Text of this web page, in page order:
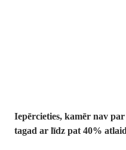
Iepērcieties, kamēr nav
tagad ar līdz pat 40%